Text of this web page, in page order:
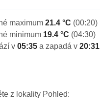
maximum 21.4 °C (00:20)
minimum 19.4 °C (04:30)
v 05:35 a zapadá v 20:31
z lokality Pohled: